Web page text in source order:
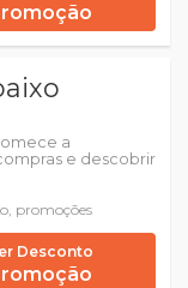
a
e descobrir
promoções
Desconto